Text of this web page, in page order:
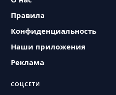
Правила
Конфиденциальность
Наши приложения
Реклама
СОЦСЕТИ